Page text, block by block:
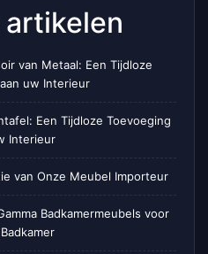
van Metaal: Een Tijdloze
uw Interieur
Een Tijdloze Toevoeging
Interieur
van Onze Meubel Importeur
Badkamermeubels voor